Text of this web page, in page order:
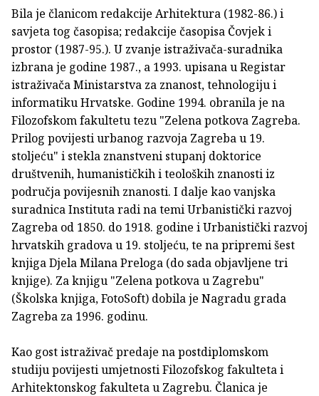
Bila je članicom redakcije Arhitektura (1982-86.) i
savjeta tog časopisa; redakcije časopisa Čovjek i
prostor (1987-95.). U zvanje istraživača-suradnika
izbrana je godine 1987., a 1993. upisana u Registar
istraživača Ministarstva za znanost, tehnologiju i
informatiku Hrvatske. Godine 1994. obranila je na
Filozofskom fakultetu tezu "Zelena potkova Zagreba.
Prilog povijesti urbanog razvoja Zagreba u 19.
stoljeću" i stekla znanstveni stupanj doktorice
društvenih, humanističkih i teoloških znanosti iz
područja povijesnih znanosti. I dalje kao vanjska
suradnica Instituta radi na temi Urbanistički razvoj
Zagreba od 1850. do 1918. godine i Urbanistički razvoj
hrvatskih gradova u 19. stoljeću, te na pripremi šest
knjiga Djela Milana Preloga (do sada objavljene tri
knjige). Za knjigu "Zelena potkova u Zagrebu"
(Školska knjiga, FotoSoft) dobila je Nagradu grada
Zagreba za 1996. godinu.
Kao gost istraživač predaje na postdiplomskom
studiju povijesti umjetnosti Filozofskog fakulteta i
Arhitektonskog fakulteta u Zagrebu. Članica je